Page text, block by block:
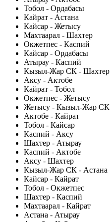
Тобол - Ордабасы
Кайрат - Астана
Кайсар - Жетысу
Махтаарал - Шахтер
Окжетпес - Каспий
Кайсар - Ордабасы
Атырау - Каспий
Кызыл-Жар СК - Шахтер
Аксу - Актобе
Кайрат - Тобол
Окжетпес - Жетысу
Жетысу - Кызыл-Жар СК
Актобе - Кайрат
Тобол - Кайсар
Каспий - Аксу
Шахтер - Атырау
Каспий - Актобе
Аксу - Шахтер
Кызыл-Жар СК - Астана
Кайсар - Кайрат
Тобол - Окжетпес
Шахтер - Каспий
Махтаарал - Кайрат
Астана - Атырау